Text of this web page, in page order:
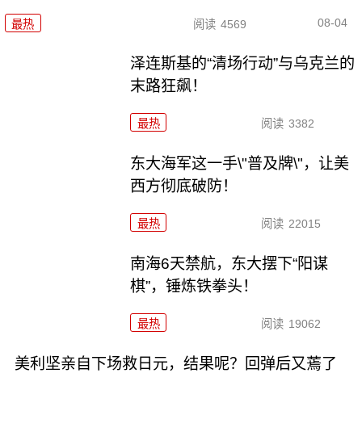
最热 阅读 4569 08-04
泽连斯基的“清场行动”与乌克兰的
末路狂飙！
最热 阅读 3382
东大海军这一手\"普及牌\"，让美
西方彻底破防！
最热 阅读 22015
南海6天禁航，东大摆下“阳谋
棋”，锤炼铁拳头！
最热 阅读 19062
美利坚亲自下场救日元，结果呢？回弹后又蔫了